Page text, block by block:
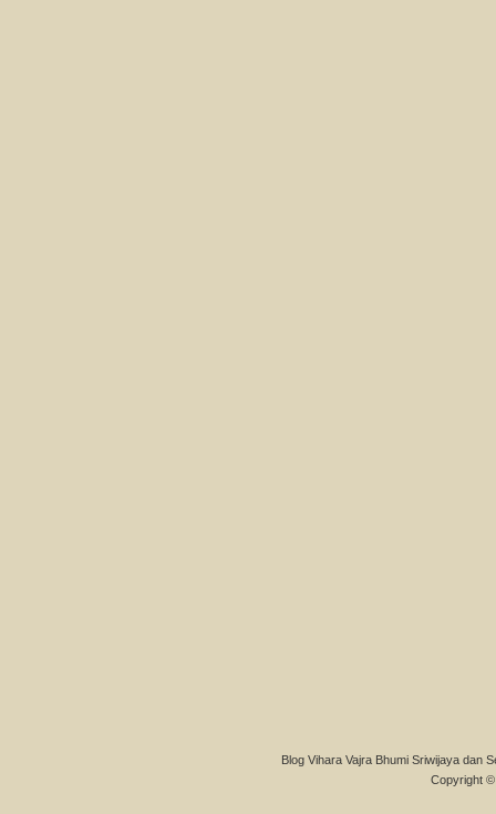
Blog Vihara Vajra Bhumi Sriwijaya dan
Copyright ©